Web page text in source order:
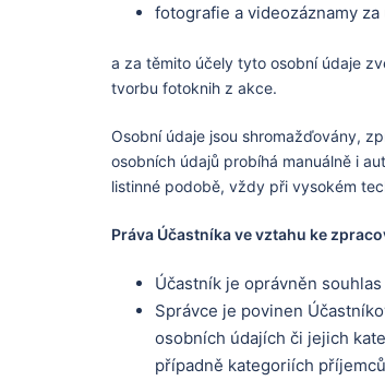
fotografie a videozáznamy
a za těmito účely tyto osobní údaje
tvorbu fotoknih z akce.
Osobní údaje jsou shromažďovány,
osobních údajů probíhá manuálně i
listinné podobě, vždy při vysokém
Práva Účastníka ve vztahu ke
Účastník je oprávněn
Správce je povinen
osobních údajích či jejich
případně kategoriích